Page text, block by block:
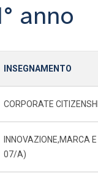
anno
INSEGNAMENTO
CORPORATE
INNOVAZIONE,MARCA
07/A)